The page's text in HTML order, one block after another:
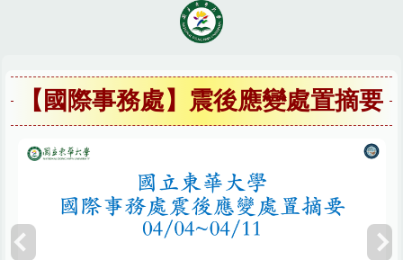
要
區
【國際事務處】震後應變處置摘要